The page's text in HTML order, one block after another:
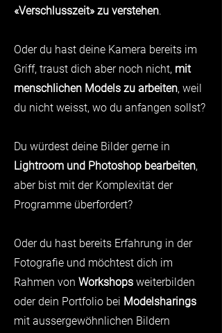
«Verschlusszeit» zu verstehen.
Oder du hast deine Kamera bereits im
Griff, traust dich aber noch nicht, mit
menschlichen Models zu arbeiten, weil
du nicht weisst, wo du anfangen sollst?
Du würdest deine Bilder gerne in
Lightroom und Photoshop bearbeiten,
aber bist mit der Komplexität der
Programme überfordert?
Oder du hast bereits Erfahrung in der
Fotografie und möchtest dich im
Rahmen von Workshops weiterbilden
oder dein Portfolio bei Modelsharings
mit aussergewöhnlichen Bildern